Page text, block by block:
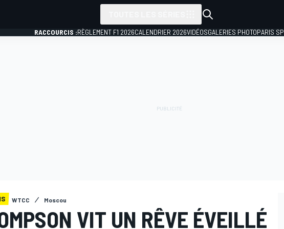
RACCOURCIS :RÈGLEMENT F1 2026CALENDRIER 2026VIDÉOSGALERIES PHOTOPARIS
WTCC Moscou
VIT UN RÊVE ÉVEILLÉ